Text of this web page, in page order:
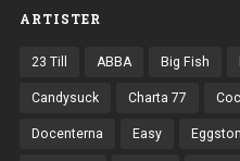
ARTISTER
23 Till ABBA Big Fish
Candysuck Charta 77
Docenterna Easy